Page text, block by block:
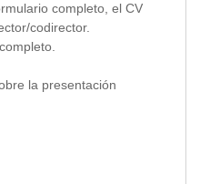
completo, el CV
codirector.
la presentación